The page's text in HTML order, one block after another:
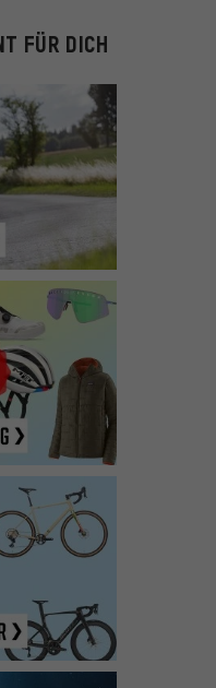
FÜR DICH